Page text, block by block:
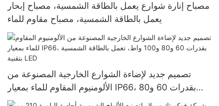
مصباح إنارة شوارع يعمل بالطاقة الشمسية، مصباح إبحار
يعمل بالطاقة الشمسية، مصباح مقاوم للماء
تصميم جديد لإضاءة الشوارع الخارجية المصنوعة من
الألومنيوم المقاوم للماء بمعيار IP66، بقدرات 60 و80
و100 واط، تعمل بالطاقة الشمسية بتقنية LED